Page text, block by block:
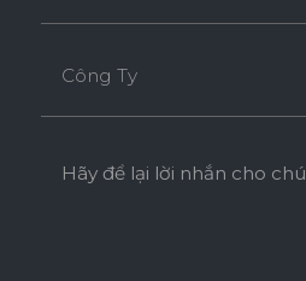
Công Ty
Hãy để lại lời nhắn cho